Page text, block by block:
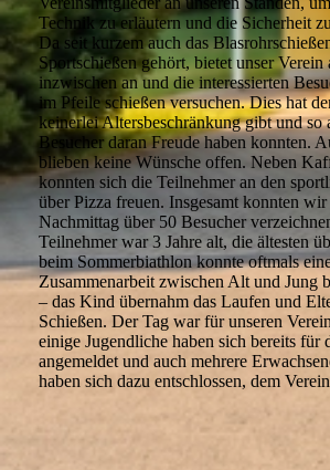
Technik zu erläutern und die Sicherheit
Da seit kurzem auch das
Sportschießen gehört, bietet unser Verein
inzwischen an und die interessierten
im Pfeile schießen versuchen. Dies hat
keinerlei Altersbeschränkung gibt und so
Besucher daran Freude haben konnten.
blieben keine Wünsche offen. Neben
konnten sich die Teilnehmer an den
über Pizza freuen. Insgesamt konnten wir
Nachmittag über 50 Besucher
Teilnehmer war 3 Jahre alt, die ältesten
beim Sommerbiathlon konnte oftmals
Zusammenarbeit zwischen Alt und Jung
– das Kind übernahm das Laufen und
Schießen. Der Tag war für unseren
einige Jugendliche haben sich bereits für
angemeldet und auch mehrere
haben sich dazu entschlossen, dem